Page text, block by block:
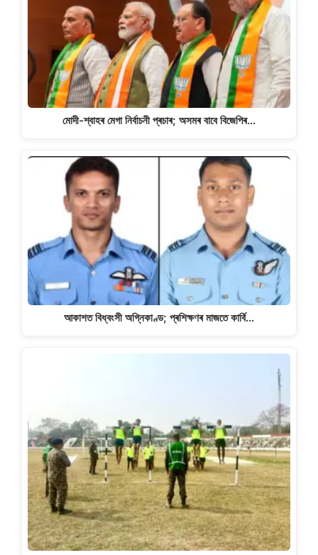
মোদী-শ্বাহৰ মেগা নিৰ্বাচনী প্ৰচাৰ; অসমৰ বাবে বিজেপিৰ…
আকাশত বিধ্বংসী অগ্নিকাণ্ড; প্ৰশিক্ষণৰ মাজতে কাৰ্বি…